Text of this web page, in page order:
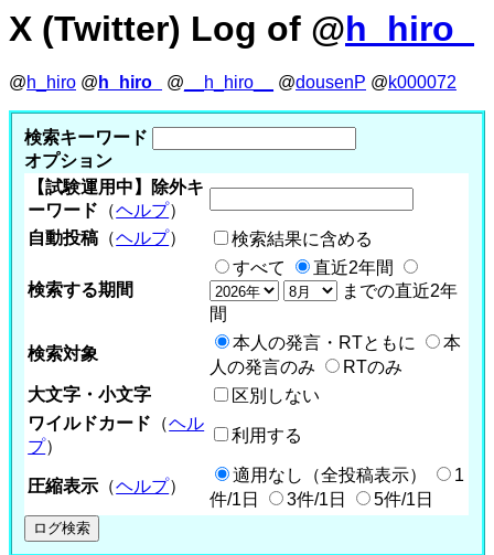
X (Twitter) Log of @h_hiro_
@h_hiro @ h_hiro_ @ __h_hiro__ @dousenP @k000072
検索キーワード
オプション
【試験運用中】除外キ
ーワード （ヘルプ）
自動投稿 （ヘルプ） 検索結果に含める
検索する期間
すべて
直近2年間
までの直近2年
間
検索対象
本人の発言・RTともに
本
人の発言のみ
RTのみ
大文字・小文字
区別しない
ワイルドカード （ヘル
プ）
利用する
圧縮表示 （ヘルプ）
適用なし（全投稿表示）
1
件/1日
3件/1日 5件/1日